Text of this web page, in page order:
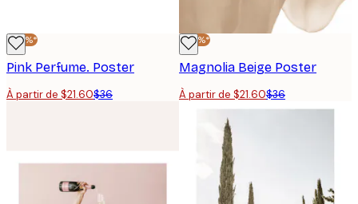
-40%*
Pink Perfume. Poster
À partir de $21.60$36
-40%*
Magnolia Beige Poster
À partir de $21.60$36